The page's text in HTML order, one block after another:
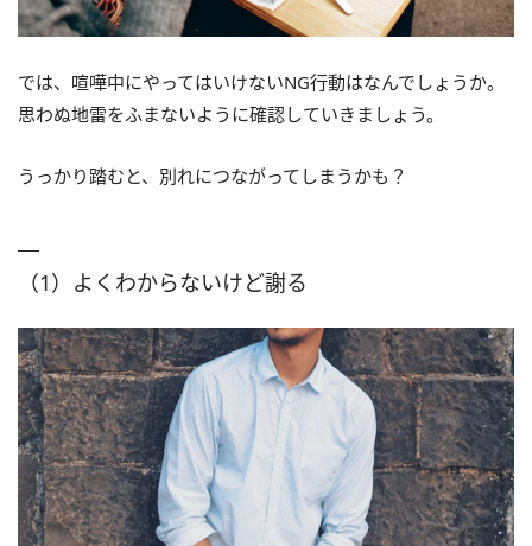
では、喧嘩中にやってはいけないNG行動はなんでしょうか。
思わぬ地雷をふまないように確認していきましょう。
うっかり踏むと、別れにつながってしまうかも？
（1）よくわからないけど謝る